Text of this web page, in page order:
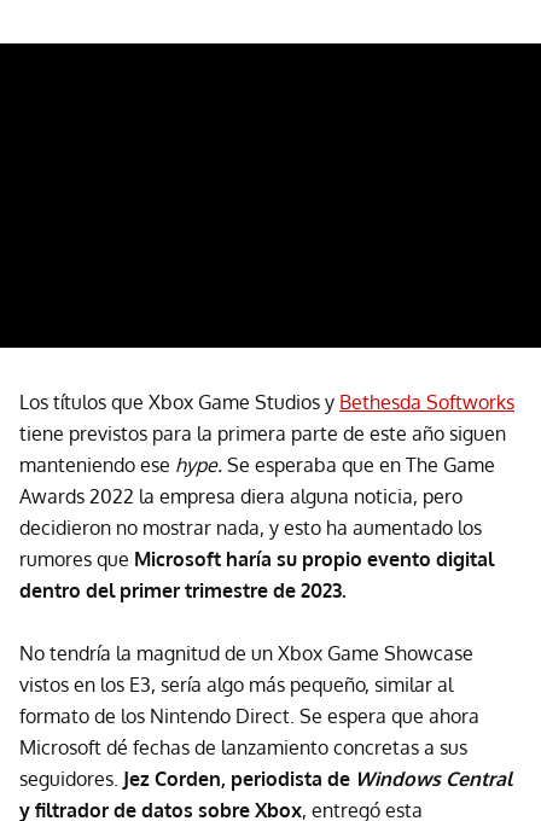
Los títulos que Xbox Game Studios y Bethesda Softworks
tiene previstos para la primera parte de este año siguen
manteniendo ese hype. Se esperaba que en The Game
Awards 2022 la empresa diera alguna noticia, pero
decidieron no mostrar nada, y esto ha aumentado los
rumores que Microsoft haría su propio evento digital
dentro del primer trimestre de 2023.
No tendría la magnitud de un Xbox Game Showcase
vistos en los E3, sería algo más pequeño, similar al
formato de los Nintendo Direct. Se espera que ahora
Microsoft dé fechas de lanzamiento concretas a sus
seguidores. Jez Corden, periodista de Windows Central
y filtrador de datos sobre Xbox, entregó esta